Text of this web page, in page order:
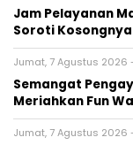
Jam Pelayanan
Soroti
Jumat, 7 Agustus 2026 -
Semangat
Meriahkan Fun
Jumat, 7 Agustus 2026